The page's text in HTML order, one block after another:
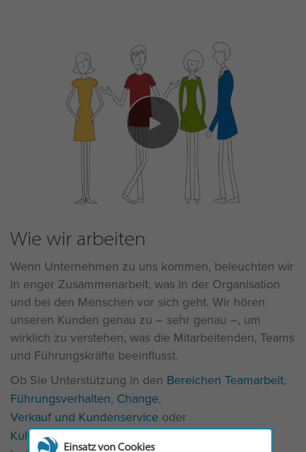
Wie wir arbeiten
Wenn Unternehmen zu uns kommen, beleuchten wir
in enger Zusammenarbeit, was in der Organisation
und bei den Menschen vor sich geht. Wir hören
unseren Kunden genau zu – sehr genau –, um
wirklich zu verstehen, was die Mitarbeitenden, Teams
und Führungskräfte beeinflusst.
Ob Sie Unterstützung in den Bereichen Teamarbeit,
Führungsverhalten, Change,
Verkauf und Kundenservice oder
Kultur und Engagementbenötigen: Ihre Reise mit
Einsatz von Cookies